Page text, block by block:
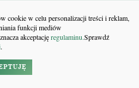
cookie w celu personalizacji treści i reklam,
funkcji mediów
akceptacjęregulaminu.Sprawdź
.